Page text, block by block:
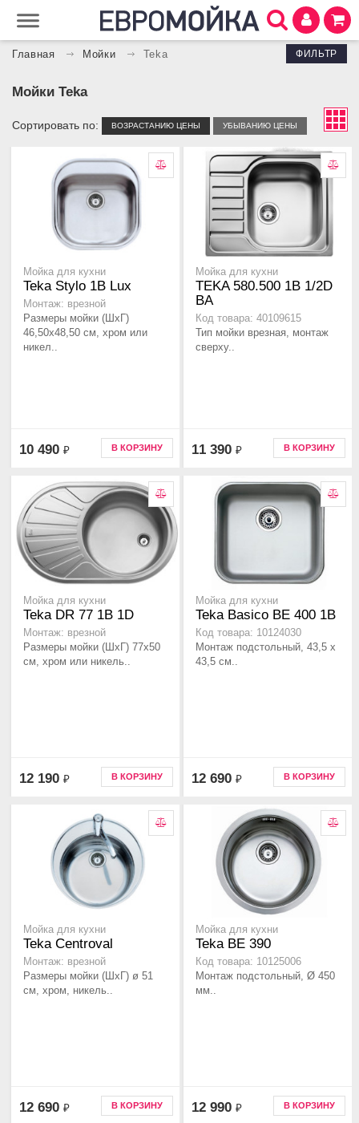
Главная Мойки Teka ФИЛЬТР
Мойки Teka
Сортировать по: ВОЗРАСТАНИЮ ЦЕНЫ УБЫВАНИЮ ЦЕНЫ
Мойка для кухни
Teka Stylo 1B Lux
Монтаж: врезной
Размеры мойки (ШхГ)
46,50х48,50 см, хром или
никел..
10 490 ₽ В КОРЗИНУ
Мойка для кухни
TEKA 580.500 1B 1/2D
BA
Код товара: 40109615
Тип мойки врезная, монтаж
сверху..
11 390 ₽ В КОРЗИНУ
Мойка для кухни
Teka DR 77 1B 1D
Монтаж: врезной
Размеры мойки (ШхГ) 77х50
см, хром или никель..
12 190 ₽ В КОРЗИНУ
Мойка для кухни
Teka Basico BE 400 1B
Код товара: 10124030
Монтаж подстольный, 43,5 х
43,5 см..
12 690 ₽ В КОРЗИНУ
Мойка для кухни
Teka Centroval
Монтаж: врезной
Размеры мойки (ШхГ) ø 51
см, хром, никель..
12 690 ₽ В КОРЗИНУ
Мойка для кухни
Teka BE 390
Код товара: 10125006
Монтаж подстольный, Ø 450
мм..
12 990 ₽ В КОРЗИНУ